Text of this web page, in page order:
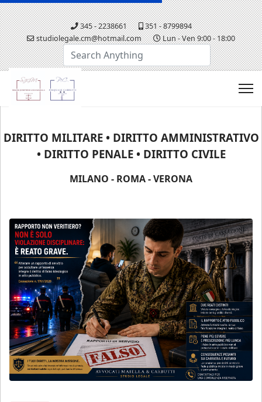
345 - 2238661
351 - 8799894
studiolegale.cm@hotmail.com
Lun - Ven 9:00 - 18:00
DIRITTO MILITARE • DIRITTO AMMINISTRATIVO
• DIRITTO PENALE • DIRITTO CIVILE
MILANO - ROMA - VERONA